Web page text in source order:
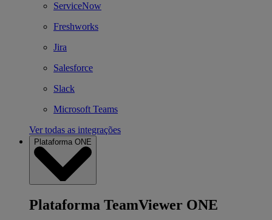
ServiceNow
Freshworks
Jira
Salesforce
Slack
Microsoft Teams
Ver todas as integrações
Plataforma ONE
Plataforma TeamViewer ONE